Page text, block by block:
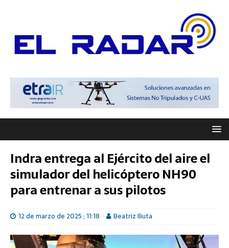
Indra entrega al Ejército del aire el
simulador del helicóptero NH90
para entrenar a sus pilotos
12 de marzo de 2025 ; 11:18 Beatriz Iliuta